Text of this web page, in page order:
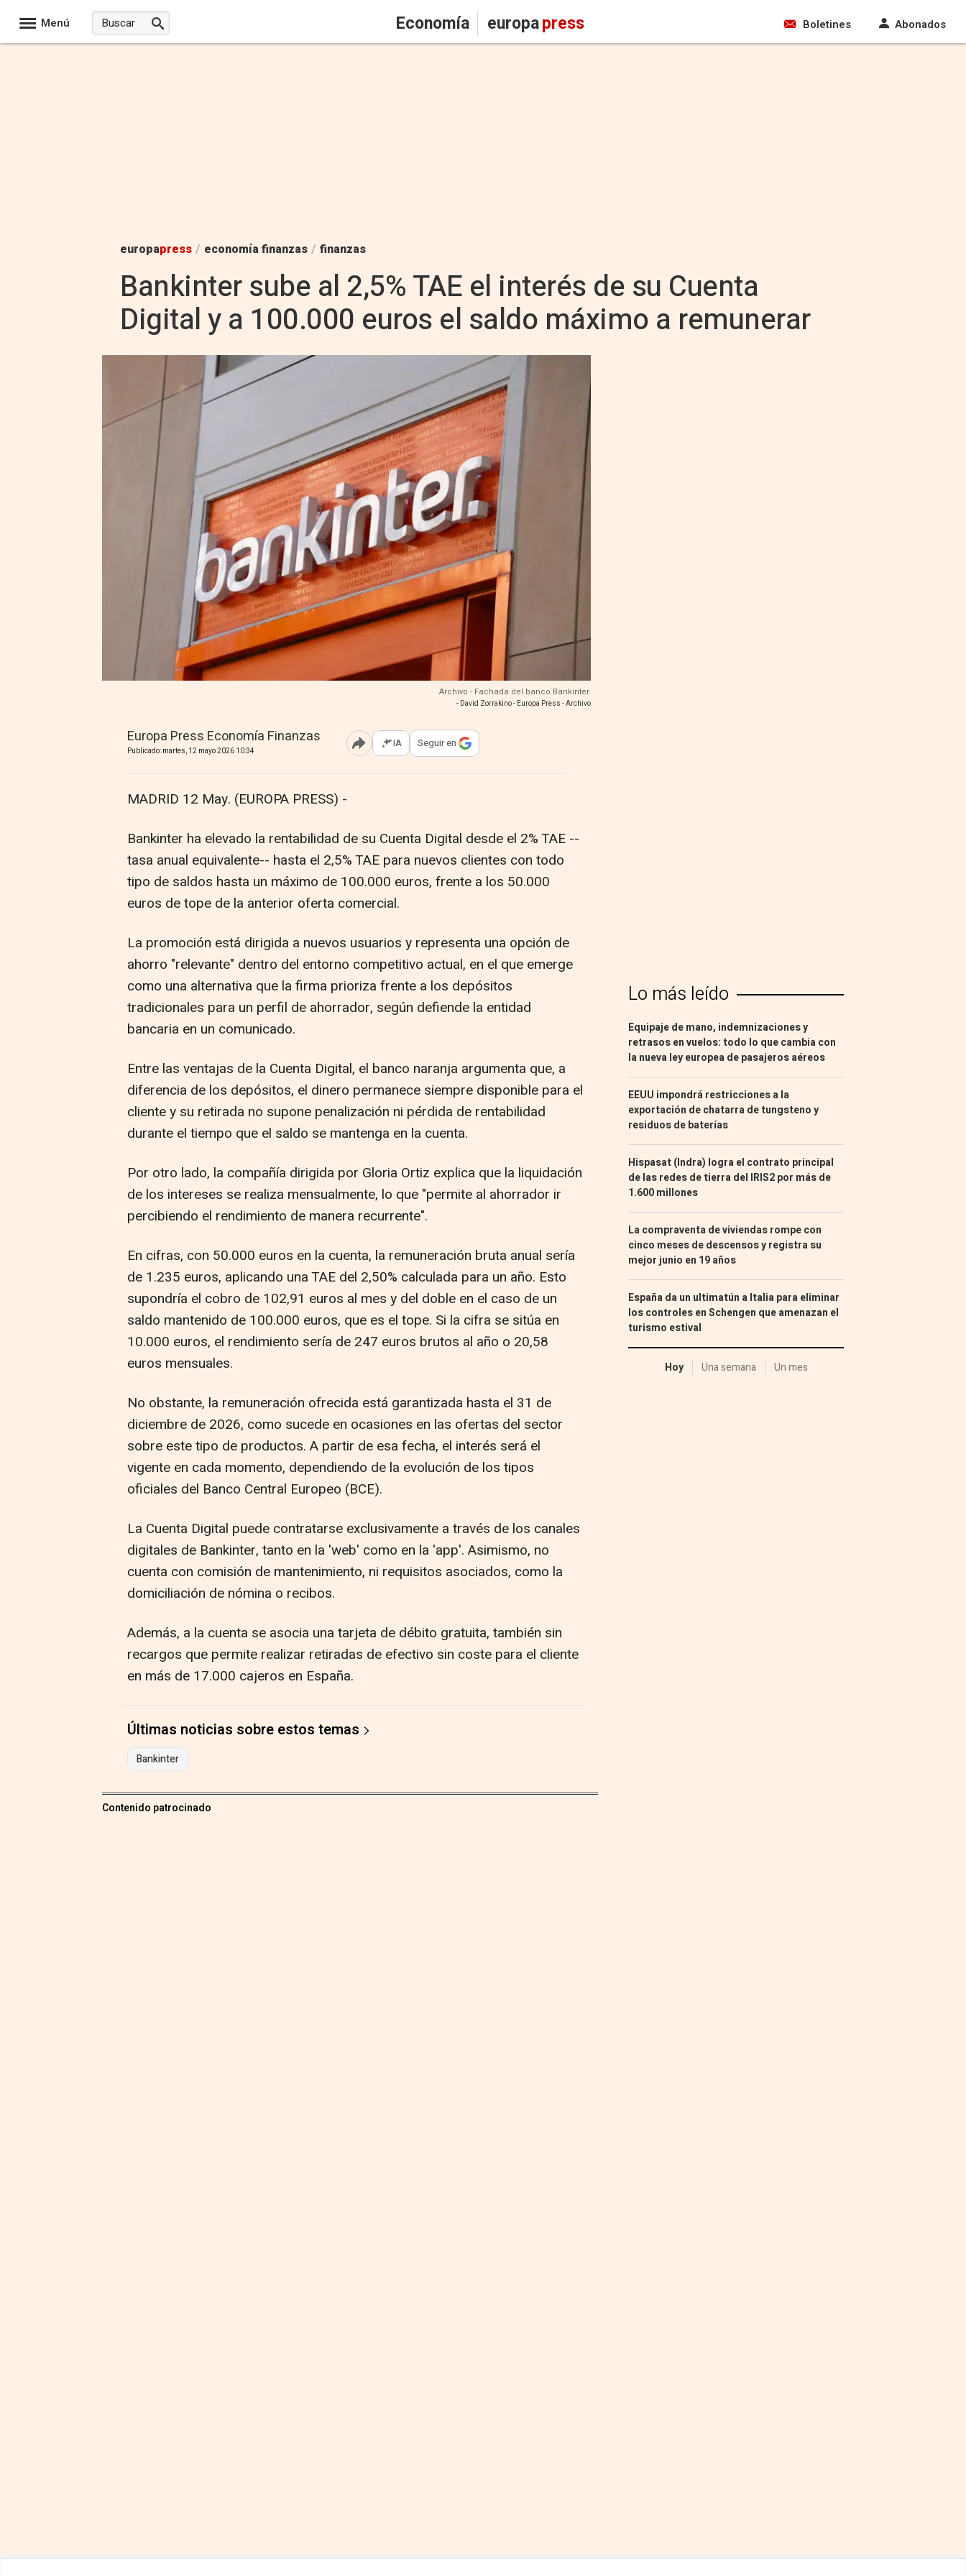
Menú Economía europapress Boletines Abonados
europapress / economía finanzas / finanzas
Bankinter sube al 2,5% TAE el interés de su Cuenta
Digital y a 100.000 euros el saldo máximo a remunerar
Archivo - Fachada del banco Bankinter.
- David Zorrakino - Europa Press - Archivo
Europa Press Economía Finanzas
Publicado: martes, 12 mayo 2026 10:34 Abrir opciones para compartir
IA Seguir en
MADRID 12 May. (EUROPA PRESS) -
Bankinter ha elevado la rentabilidad de su Cuenta Digital desde el 2% TAE --
tasa anual equivalente-- hasta el 2,5% TAE para nuevos clientes con todo
tipo de saldos hasta un máximo de 100.000 euros, frente a los 50.000
euros de tope de la anterior oferta comercial.
La promoción está dirigida a nuevos usuarios y representa una opción de
ahorro "relevante" dentro del entorno competitivo actual, en el que emerge
como una alternativa que la firma prioriza frente a los depósitos
tradicionales para un perfil de ahorrador, según defiende la entidad
bancaria en un comunicado.
Entre las ventajas de la Cuenta Digital, el banco naranja argumenta que, a
diferencia de los depósitos, el dinero permanece siempre disponible para el
cliente y su retirada no supone penalización ni pérdida de rentabilidad
durante el tiempo que el saldo se mantenga en la cuenta.
Por otro lado, la compañía dirigida por Gloria Ortiz explica que la liquidación
de los intereses se realiza mensualmente, lo que "permite al ahorrador ir
percibiendo el rendimiento de manera recurrente".
En cifras, con 50.000 euros en la cuenta, la remuneración bruta anual sería
de 1.235 euros, aplicando una TAE del 2,50% calculada para un año. Esto
supondría el cobro de 102,91 euros al mes y del doble en el caso de un
saldo mantenido de 100.000 euros, que es el tope. Si la cifra se sitúa en
10.000 euros, el rendimiento sería de 247 euros brutos al año o 20,58
euros mensuales.
No obstante, la remuneración ofrecida está garantizada hasta el 31 de
diciembre de 2026, como sucede en ocasiones en las ofertas del sector
sobre este tipo de productos. A partir de esa fecha, el interés será el
vigente en cada momento, dependiendo de la evolución de los tipos
oficiales del Banco Central Europeo (BCE).
La Cuenta Digital puede contratarse exclusivamente a través de los canales
digitales de Bankinter, tanto en la 'web' como en la 'app'. Asimismo, no
cuenta con comisión de mantenimiento, ni requisitos asociados, como la
domiciliación de nómina o recibos.
Además, a la cuenta se asocia una tarjeta de débito gratuita, también sin
recargos que permite realizar retiradas de efectivo sin coste para el cliente
en más de 17.000 cajeros en España.
Últimas noticias sobre estos temas
Bankinter
Contenido patrocinado
Lo más leído
Equipaje de mano, indemnizaciones y
retrasos en vuelos: todo lo que cambia con
la nueva ley europea de pasajeros aéreos
EEUU impondrá restricciones a la
exportación de chatarra de tungsteno y
residuos de baterías
Hispasat (Indra) logra el contrato principal
de las redes de tierra del IRIS2 por más de
1.600 millones
La compraventa de viviendas rompe con
cinco meses de descensos y registra su
mejor junio en 19 años
España da un ultimatún a Italia para eliminar
los controles en Schengen que amenazan el
turismo estival
Hoy Una semana Un mes